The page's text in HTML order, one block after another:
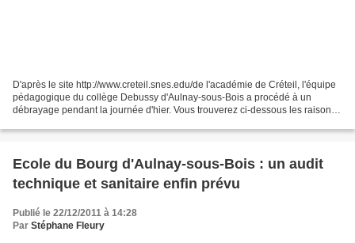
D'après le site http://www.creteil.snes.edu/de l'académie de Créteil, l'équipe
pédagogique du collège Debussy d'Aulnay-sous-Bois a procédé à un
débrayage pendant la journée d'hier. Vous trouverez ci-dessous les raisons
Ecole du Bourg d'Aulnay-sous-Bois : un audit
technique et sanitaire enfin prévu
Publié le 22/12/2011 à 14:28
Par Stéphane Fleury